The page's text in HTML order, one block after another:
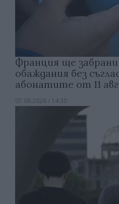
Франция ще
обаждания без
абонатите от 11
07.08.2026 / 14:30